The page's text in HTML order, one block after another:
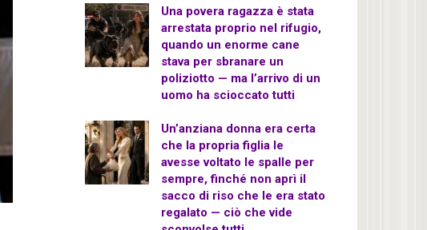
Una povera ragazza è stata
arrestata proprio nel rifugio,
quando un enorme cane
stava per sbranare un
poliziotto — ma l’arrivo di un
uomo ha scioccato tutti
Un’anziana donna era certa
che la propria figlia le
avesse voltato le spalle per
sempre, finché non aprì il
sacco di riso che le era stato
regalato — ciò che vide